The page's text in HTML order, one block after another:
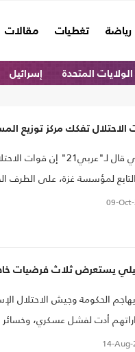
رياضة تغطيات مقالات
الولايات المتحدة إسرائيل
تفكك مركز توزيع
مصدر ميداني قال
لمؤسسة غزة، على الطرف
09-
يستعرض ثلاث فرضيات
يهاجم الحكومة وجيش الاحتلال
أدت لفشل عسكري، وخسائر
14-Aug-